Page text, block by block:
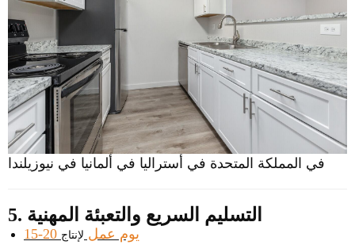
في المملكة المتحدة في أستراليا في ألمانيا في نيوزيلندا
5. التسليم السريع والتعبئة المهنية
15-20 يوم عمل لإنتاج